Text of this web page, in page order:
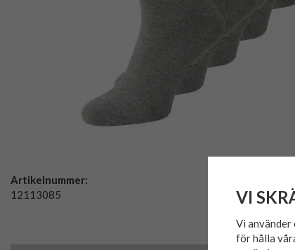
Artikelnummer:
12113085
VI
Vi använder
för hålla